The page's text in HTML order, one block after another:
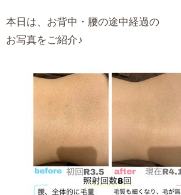
本日は、お背中・腰の途中経過の
お写真をご紹介♪